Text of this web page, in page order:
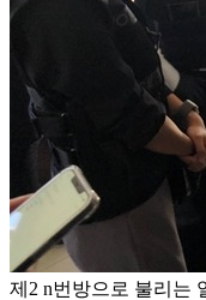
제2 n번방으로 불리는